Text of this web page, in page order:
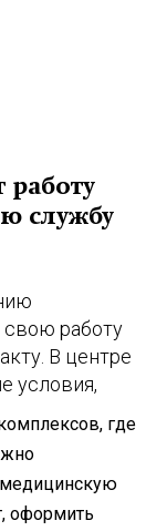
службу
свою работу
В центре
условия,
где
медицинскую
оформить